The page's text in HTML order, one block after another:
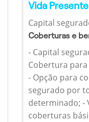
Vida Presente
Capital
Coberturas e
- Capital
Cobertura
- Opção para
segurado por
determinado; -
coberturas